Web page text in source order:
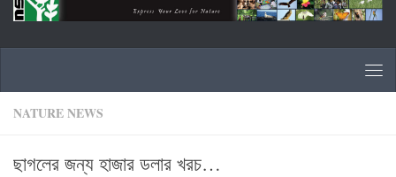
NATURE NEWS
ছাগলের জন্য হাজার ডলার খরচ…